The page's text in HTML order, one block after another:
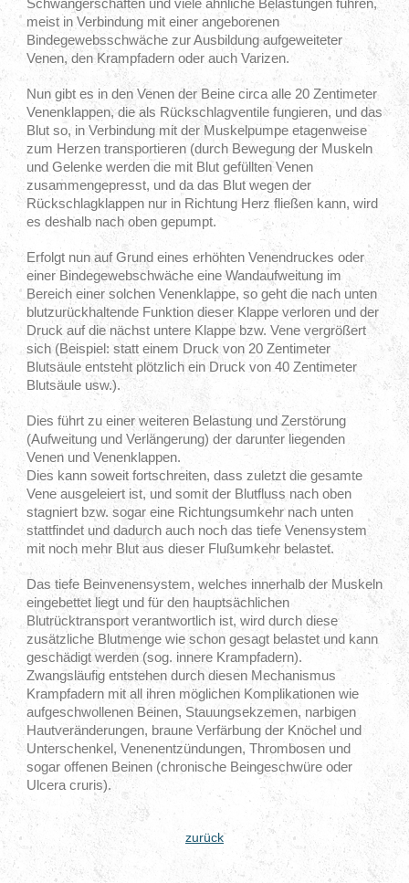
Schwangerschaften und viele ähnliche Belastungen führen,
meist in Verbindung mit einer angeborenen
Bindegewebsschwäche zur Ausbildung aufgeweiteter
Venen, den Krampfadern oder auch Varizen.
Nun gibt es in den Venen der Beine circa alle 20 Zentimeter
Venenklappen, die als Rückschlagventile fungieren, und das
Blut so, in Verbindung mit der Muskelpumpe etagenweise
zum Herzen transportieren (durch Bewegung der Muskeln
und Gelenke werden die mit Blut gefüllten Venen
zusammengepresst, und da das Blut wegen der
Rückschlagklappen nur in Richtung Herz fließen kann, wird
es deshalb nach oben gepumpt.
Erfolgt nun auf Grund eines erhöhten Venendruckes oder
einer Bindegewebschwäche eine Wandaufweitung im
Bereich einer solchen Venenklappe, so geht die nach unten
blutzurückhaltende Funktion dieser Klappe verloren und der
Druck auf die nächst untere Klappe bzw. Vene vergrößert
sich (Beispiel: statt einem Druck von 20 Zentimeter
Blutsäule entsteht plötzlich ein Druck von 40 Zentimeter
Blutsäule usw.).
Dies führt zu einer weiteren Belastung und Zerstörung
(Aufweitung und Verlängerung) der darunter liegenden
Venen und Venenklappen.
Dies kann soweit fortschreiten, dass zuletzt die gesamte
Vene ausgeleiert ist, und somit der Blutfluss nach oben
stagniert bzw. sogar eine Richtungsumkehr nach unten
stattfindet und dadurch auch noch das tiefe Venensystem
mit noch mehr Blut aus dieser Flußumkehr belastet.
Das tiefe Beinvenensystem, welches innerhalb der Muskeln
eingebettet liegt und für den hauptsächlichen
Blutrücktransport verantwortlich ist, wird durch diese
zusätzliche Blutmenge wie schon gesagt belastet und kann
geschädigt werden (sog. innere Krampfadern).
Zwangsläufig entstehen durch diesen Mechanismus
Krampfadern mit all ihren möglichen Komplikationen wie
aufgeschwollenen Beinen, Stauungsekzemen, narbigen
Hautveränderungen, braune Verfärbung der Knöchel und
Unterschenkel, Venenentzündungen, Thrombosen und
sogar offenen Beinen (chronische Beingeschwüre oder
Ulcera cruris).
zurück